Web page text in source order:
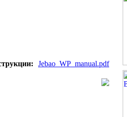
Jebao_WP_manual.pdf